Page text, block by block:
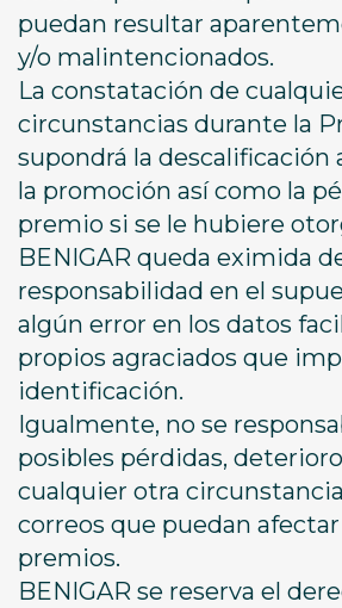
puedan resultar
y/o malintencionados.
La constatación de
circunstancias durante la
supondrá la
la promoción así como la
premio si se le hubiere
BENIGAR queda eximida
responsabilidad en el
algún error en los datos
propios agraciados que
identificación.
Igualmente, no se
posibles pérdidas,
cualquier otra
correos que puedan
premios.
BENIGAR se reserva el